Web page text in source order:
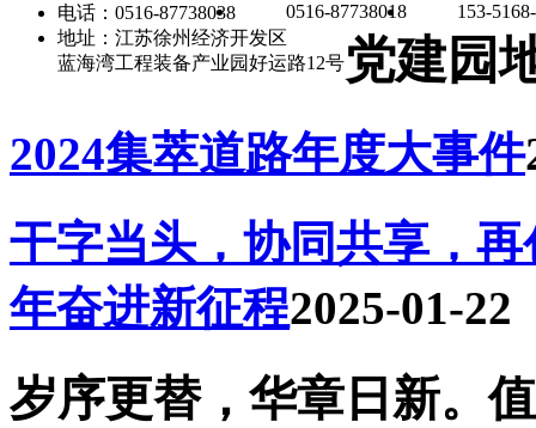
电话：0516-87738038 0516-87738018
153-
地址：江苏徐州经济开发区
蓝海湾工程装备产业园好运路12号党建园
2024集萃道路年度大事件
干字当头，协同共享，
年奋进新征程2025-01-22
岁序更替，华章日新。